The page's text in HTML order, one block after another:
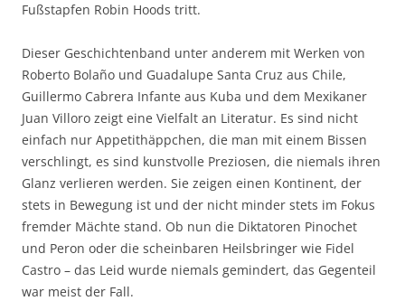
Fußstapfen Robin Hoods tritt.
Dieser Geschichtenband unter anderem mit Werken von
Roberto Bolaño und Guadalupe Santa Cruz aus Chile,
Guillermo Cabrera Infante aus Kuba und dem Mexikaner
Juan Villoro zeigt eine Vielfalt an Literatur. Es sind nicht
einfach nur Appetithäppchen, die man mit einem Bissen
verschlingt, es sind kunstvolle Preziosen, die niemals ihren
Glanz verlieren werden. Sie zeigen einen Kontinent, der
stets in Bewegung ist und der nicht minder stets im Fokus
fremder Mächte stand. Ob nun die Diktatoren Pinochet
und Peron oder die scheinbaren Heilsbringer wie Fidel
Castro – das Leid wurde niemals gemindert, das Gegenteil
war meist der Fall.